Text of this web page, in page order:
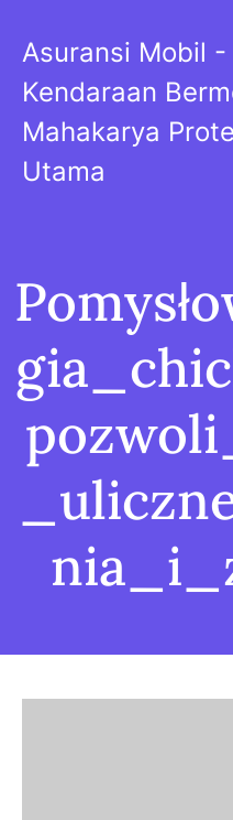
content
Asuransi Mobil -
Kendaraan
Mahakarya
Utama